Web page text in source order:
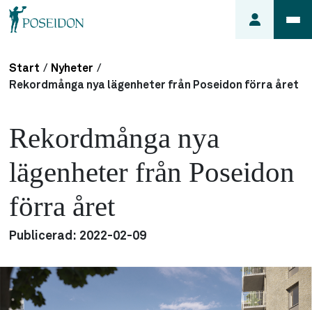
Anmäl ett
Frågor
min
Start / Nyheter /
Rekordmånga nya lägenheter från Poseidon förra året
Rekordmånga nya
lägenheter från Poseidon
förra året
Publicerad: 2022-02-09